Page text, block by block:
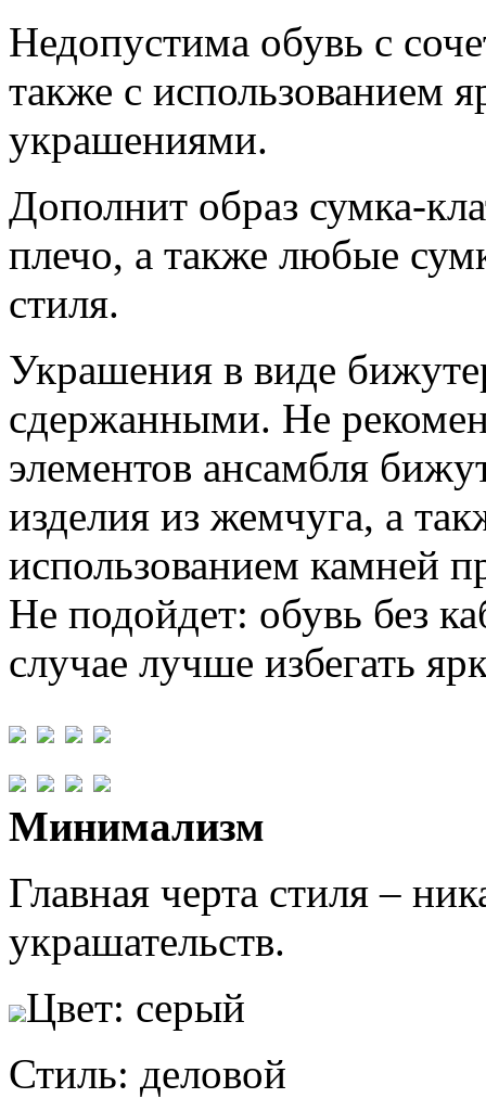
Недопустима обувь с
также с использованием
украшениями.
Дополнит образ сумка-
плечо, а также любые
стиля.
Украшения в виде
сдержанными. Не
элементов ансамбля
изделия из жемчуга, а
использованием камней
Не подойдет: обувь без
случае лучше избегать
Минимализм
Главная черта стиля –
украшательств.
Цвет: серый
Стиль: деловой